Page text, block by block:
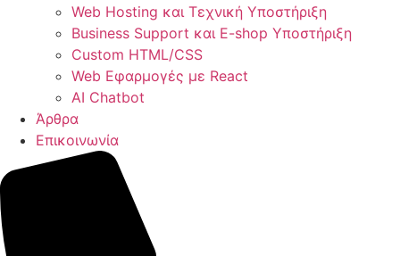
Web Hosting και Τεχνική Υποστήριξη
Business Support και E-shop Υποστήριξη
Custom HTML/CSS
Web Εφαρμογές με React
AI Chatbot
Άρθρα
Επικοινωνία